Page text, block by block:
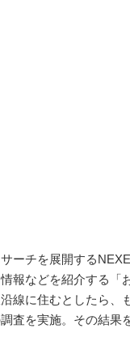
ーチを展開する
報などを紹介する「
線に住むとしたら、
査を実施。その結果